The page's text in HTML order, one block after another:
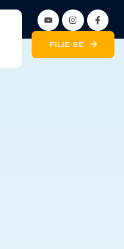
FILIE-SE